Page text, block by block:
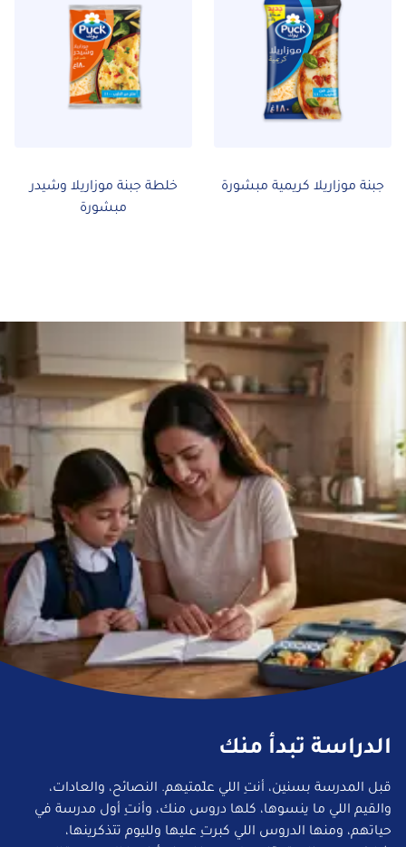
جبنة موزاريلا كريمية مبشورة
خلطة جبنة موزاريلا وشيدر
مبشورة
الدراسة تبدأ منك
قبل المدرسة بسنين، أنتِ اللي علّمتيهم. النصائح، والعادات،
والقيم اللي ما ينسوها، كلها دروس منك، وأنتِ أول مدرسة في
حياتهم، ومنها الدروس اللي كبرتِ عليها ولليوم تتذكرينها،